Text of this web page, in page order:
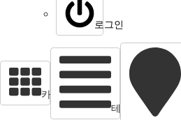
로그인
카드 뷰
테이블 보기